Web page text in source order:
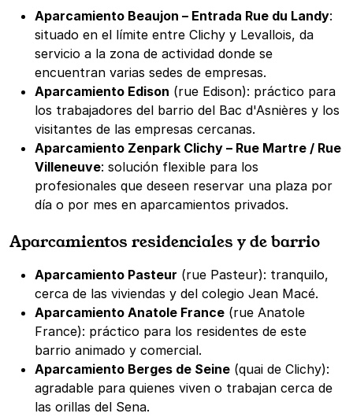
Aparcamiento Beaujon – Entrada Rue du Landy:
situado en el límite entre Clichy y Levallois, da
servicio a la zona de actividad donde se
encuentran varias sedes de empresas.
Aparcamiento Edison (rue Edison): práctico para
los trabajadores del barrio del Bac d'Asnières y los
visitantes de las empresas cercanas.
Aparcamiento Zenpark Clichy – Rue Martre / Rue
Villeneuve: solución flexible para los
profesionales que deseen reservar una plaza por
día o por mes en aparcamientos privados.
Aparcamientos residenciales y de barrio
Aparcamiento Pasteur (rue Pasteur): tranquilo,
cerca de las viviendas y del colegio Jean Macé.
Aparcamiento Anatole France (rue Anatole
France): práctico para los residentes de este
barrio animado y comercial.
Aparcamiento Berges de Seine (quai de Clichy):
agradable para quienes viven o trabajan cerca de
las orillas del Sena.